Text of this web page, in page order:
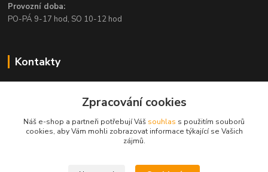
Provozní doba:
PO-PÁ 9-17 hod, SO 10-12 hod
Kontakty
PO-PÁ / 9-17 hod, SO 10-12 hod
info@rapid-autohifi.com
Zpracování cookies
Náš e-shop a partneři potřebují Váš souhlas s použitím souborů
cookies, aby Vám mohli zobrazovat informace týkající se Vašich
zájmů.